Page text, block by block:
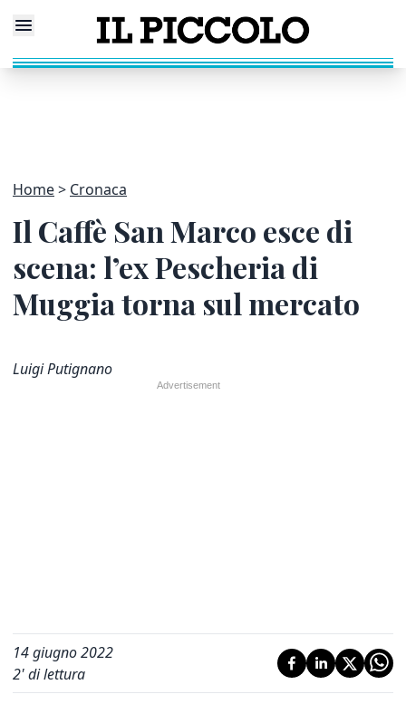
Home Cronaca
Il Caffè San Marco esce di
scena: l’ex Pescheria di
Muggia torna sul mercato
Luigi Putignano
14 giugno 2022
2' di lettura